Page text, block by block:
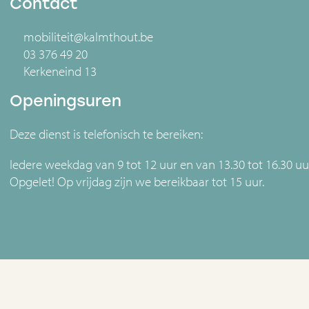
Contact
mobiliteit@kalmthout.be
03 376 49 20
Kerkeneind 13
Openingsuren
Deze dienst is telefonisch te bereiken:
Iedere weekdag van 9 tot 12 uur en van 13.30 tot 16.30
Opgelet! Op vrijdag zijn we bereikbaar tot 15 uur.